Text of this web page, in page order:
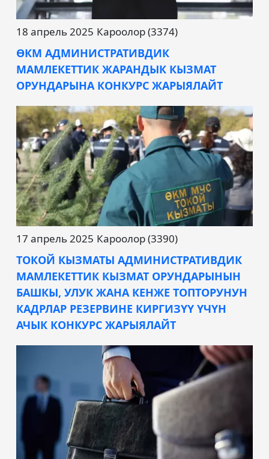
18 апрель 2025 Кароолор (3374)
ӨКМ АДМИНИСТРАТИВДИК
МАМЛЕКЕТТИК ЖАРАНДЫК КЫЗМАТ
ОРУНДАРЫНА КОНКУРС ЖАРЫЯЛАЙТ
17 апрель 2025 Кароолор (3390)
ТОКОЙ КЫЗМАТЫ АДМИНИСТРАТИВДИК
МАМЛЕКЕТТИК КЫЗМАТ ОРУНДАРЫНЫН
БАШКЫ, УЛУК ЖАНА КЕНЖЕ ТОПТОРУНУН
КАДРЛАР РЕЗЕРВИНЕ КИРГИЗҮҮ ҮЧҮН
АЧЫК КОНКУРС ЖАРЫЯЛАЙТ